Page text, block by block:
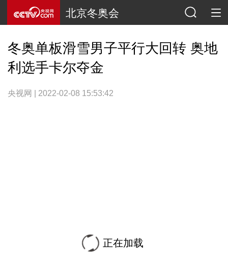
北京冬奥会
冬奥单板滑雪男子平行大回转 奥地
利选手卡尔夺金
央视网 | 2022-02-08 15:53:42
正在加载